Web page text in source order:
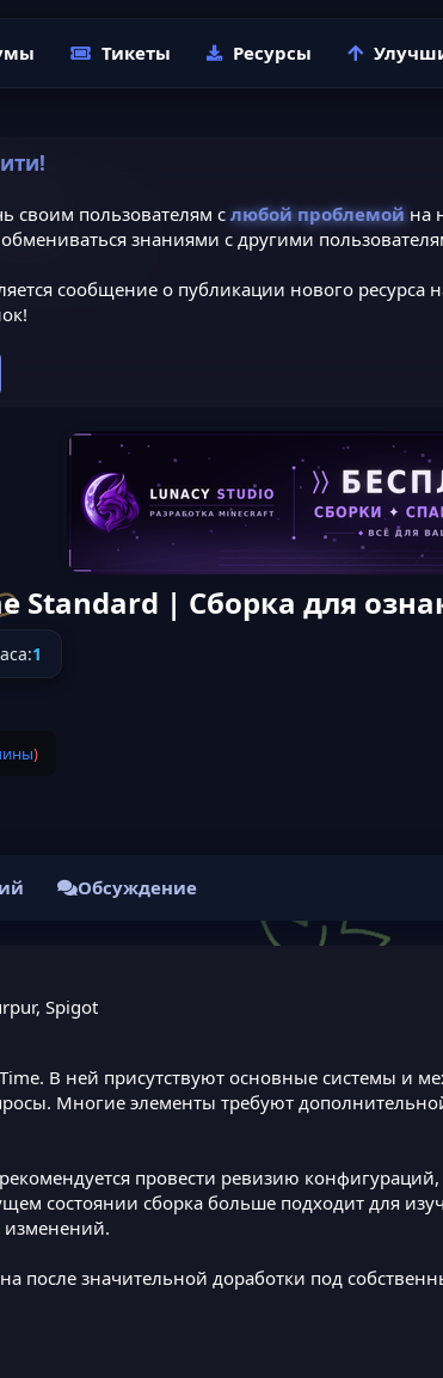
Тикеты Ресурсы
своим пользователям с любой проблемойна
знаниями с другими
сообщение о публикации нового ресурса
Standard | Сборка для
1
)
Обсуждение
Spigot
В ней присутствуют основные системы и
Многие элементы требуют
провести ревизию
состоянии сборка больше подходит для
изменений.
после значительной доработки под